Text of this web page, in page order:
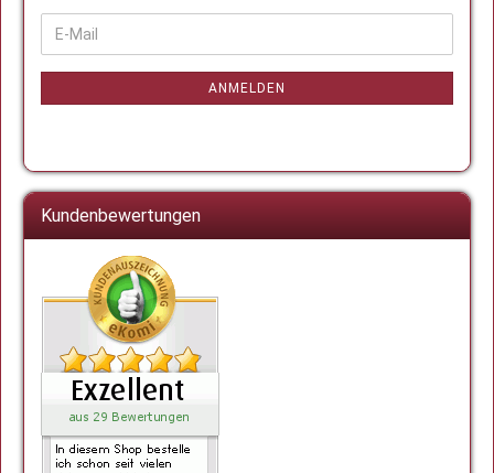
WEITER
ZUR
NEWSLETTER-
E-
Mail
ANMELDEN
Kundenbewertungen